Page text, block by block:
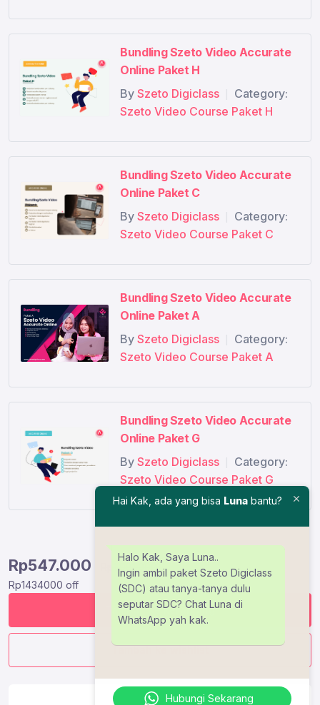
Penerimaan Pembayaran
Pembelian secara Parsial
Pembelian susut namun tagihan sesuai
dengan nilai PO
Pembelian bedasarkan per Cabang
Bundling Szeto Video Accurate
Online Paket H
By Szeto Digiclass
Category:
Szeto Video Course Paket H
Bundling Szeto Video Accurate
Online Paket C
By Szeto Digiclass
Category:
Szeto Video Course Paket C
Bundling Szeto Video Accurate
Online Paket A
By Szeto Digiclass
Category:
Szeto Video Course Paket A
Bundling Szeto Video Accurate
Online Paket G
By Szeto Digiclass
Category:
Szeto Video Course Paket G
Rp547.000
1.981.000
Rp1434000 off
Tambah ke keranjang
Tambah ke wishlist
Hai Kak, ada yang bisa Luna bantu?
Halo Kak, Saya Luna..
Ingin ambil paket Szeto Digiclass
(SDC) atau tanya-tanya dulu
seputar SDC? Chat Luna di
WhatsApp yah kak.
Hubungi Sekarang